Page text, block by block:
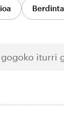
gogoko iturri